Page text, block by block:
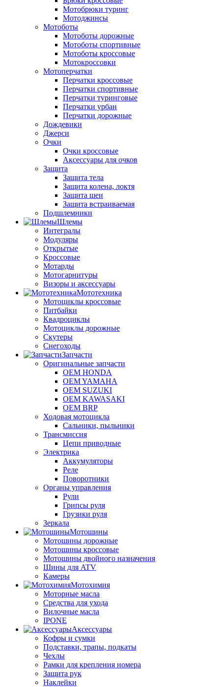
Мотобрюки туринг
Мотоджинсы
Мотоботы
Мотоботы дорожные
Мотоботы спортивные
Мотоботы кроссовые
Мотокроссовки
Мотоперчатки
Перчатки кроссовые
Перчатки спортивные
Перчатки туринговые
Перчатки урбан
Перчатки дорожные
Дождевики
Джерси
Очки
Очки кроссовые
Аксессуары для очков
Защита
Защита тела
Защита колена, локтя
Защита шеи
Защита встраиваемая
Подшлемники
Шлемы
Интегралы
Модуляры
Открытые
Кроссовые
Мотарды
Мотогарнитуры
Визоры и аксессуары
Мототехника
Мотоциклы кроссовые
Питбайки
Квадроциклы
Мотоциклы дорожные
Скутеры
Снегоходы
Запчасти
Оригинальные запчасти
OEM HONDA
OEM YAMAHA
OEM SUZUKI
OEM KAWASAKI
OEM BRP
Ходовая мотоцикла
Сальники, пыльники
Трансмиссия
Цепи приводные
Электрика
Аккумуляторы
Реле
Поворотники
Органы управления
Рули
Грипсы руля
Грузики руля
Зеркала
Мотошины
Мотошины дорожные
Мотошины кроссовые
Мотошины двойного назначения
Шины для ATV
Камеры
Мотохимия
Моторные масла
Средства для ухода
Вилочные масла
IPONE
Аксессуары
Кофры и сумки
Подставки, трапы, подкаты
Чехлы
Рамки для крепления номера
Защита рук
Наклейки